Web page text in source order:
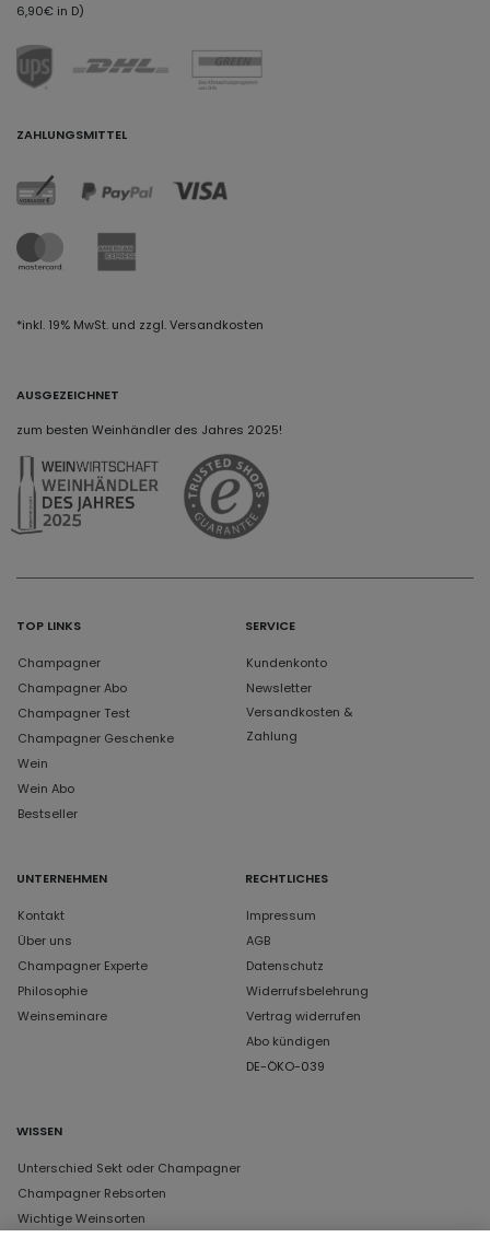
6,90€ in D)
ZAHLUNGSMITTEL
*inkl. 19% MwSt. und zzgl. Versandkosten
AUSGEZEICHNET
zum besten Weinhändler des Jahres 2025!
TOP LINKS
Champagner
Champagner Abo
Champagner Test
Champagner Geschenke
Wein
Wein Abo
Bestseller
SERVICE
Kundenkonto
Newsletter
Versandkosten &
Zahlung
UNTERNEHMEN
Kontakt
Über uns
Champagner Experte
Philosophie
Weinseminare
RECHTLICHES
Impressum
AGB
Datenschutz
Widerrufsbelehrung
Vertrag widerrufen
Abo kündigen
DE-ÖKO-039
WISSEN
Unterschied Sekt oder Champagner
Champagner Rebsorten
Wichtige Weinsorten